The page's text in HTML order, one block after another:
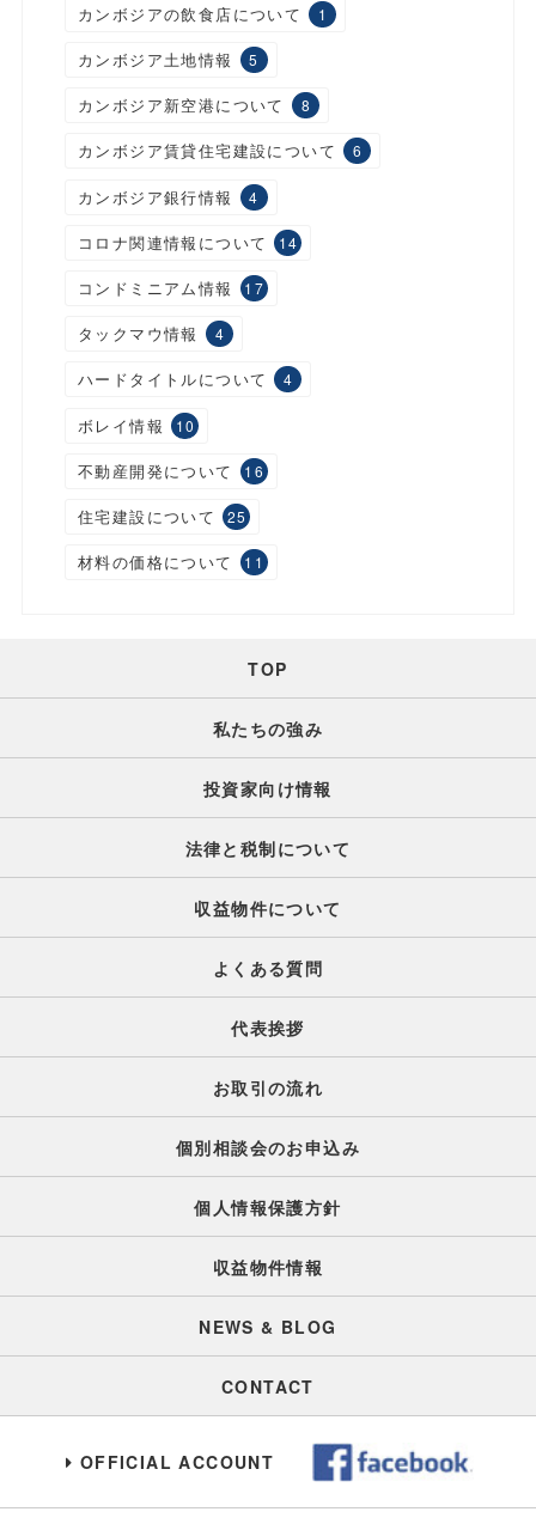
カンボジアの飲食店について 1
カンボジア土地情報 5
カンボジア新空港について 8
カンボジア賃貸住宅建設について 6
カンボジア銀行情報 4
コロナ関連情報について 14
コンドミニアム情報 17
タックマウ情報 4
ハードタイトルについて 4
ボレイ情報 10
不動産開発について 16
住宅建設について 25
材料の価格について 11
TOP
私たちの強み
投資家向け情報
法律と税制について
収益物件について
よくある質問
代表挨拶
お取引の流れ
個別相談会のお申込み
個人情報保護方針
収益物件情報
NEWS & BLOG
CONTACT
OFFICIAL ACCOUNT